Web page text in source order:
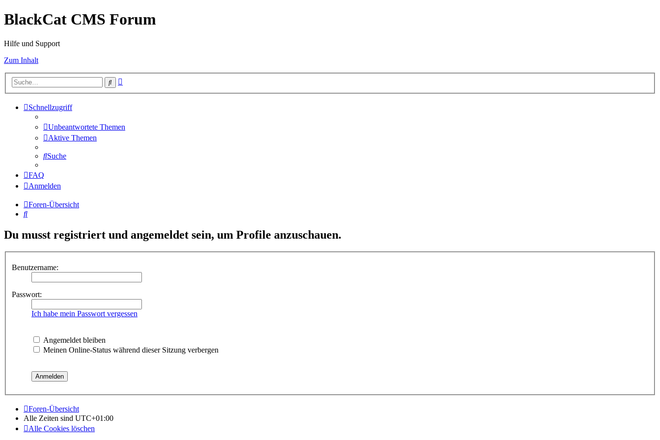
BlackCat CMS Forum
Hilfe und Support
Zum Inhalt
Suche
Schnellzugriff
Unbeantwortete Themen
Aktive Themen
Suche
FAQ
Anmelden
Foren-Übersicht
Suche
Du musst registriert und angemeldet sein, um Profile anzuschauen.
Benutzername:
Passwort:
Ich habe mein Passwort vergessen
Angemeldet bleiben
Meinen Online-Status während dieser Sitzung verbergen
Foren-Übersicht
Alle Zeiten sind UTC+01:00
Alle Cookies löschen